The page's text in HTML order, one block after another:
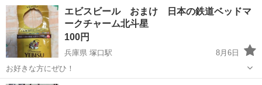
エビスビール おまけ 日本の鉄道ベッドマ
ークチャーム北斗星
100円
兵庫県 塚口駅
8月6日
お好きな方にぜひ！